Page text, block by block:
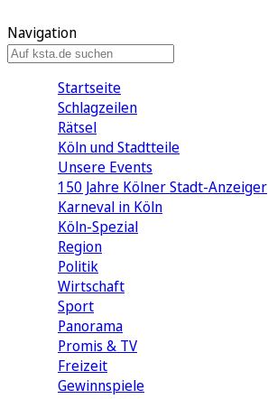
Navigation
Startseite
Schlagzeilen
Rätsel
Köln und Stadtteile
Unsere Events
150 Jahre Kölner Stadt-Anzeiger
Karneval in Köln
Köln-Spezial
Region
Politik
Wirtschaft
Sport
Panorama
Promis & TV
Freizeit
Gewinnspiele